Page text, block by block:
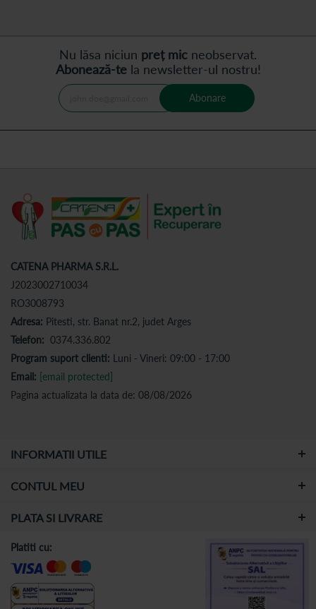
Nu lăsa niciun preț mic neobservat.
Abonează-tela newsletter-ul nostru!
Abonare
CATENA PHARMA S.R.L.
J2023002710034
RO3008793
Adresa: Pitesti, str. Banat nr.2, judet Arges
Telefon: 0374.336.802
Program suport clienti: Luni - Vineri: 09:00 - 17:00
Email: [email protected]
Pagina actualizata la data de: 08/08/2026
INFORMATII UTILE
CONTUL MEU
PLATA SI LIVRARE
Platiti cu: